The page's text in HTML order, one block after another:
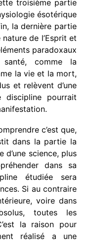
troisième partie
ésotérique
la dernière partie
de l’Esprit et
paradoxaux
comme la
la vie et la mort,
et relèvent d’une
discipline pourrait
c’est que,
dans la partie la
d’une science, plus
dans sa
étudiée sera
Si au contraire
voire dans
toutes les
la raison pour
réalisé a une